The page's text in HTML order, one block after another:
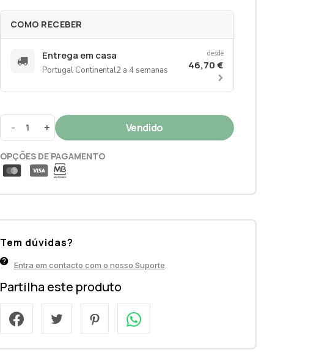
COMO RECEBER
Entrega em casa
Portugal Continental2 a 4 semanas
desde
46,70 €
- +
OPÇÕES DE PAGAMENTO
Tem dúvidas?
Entra em contacto com o nosso Suporte
Partilha este produto